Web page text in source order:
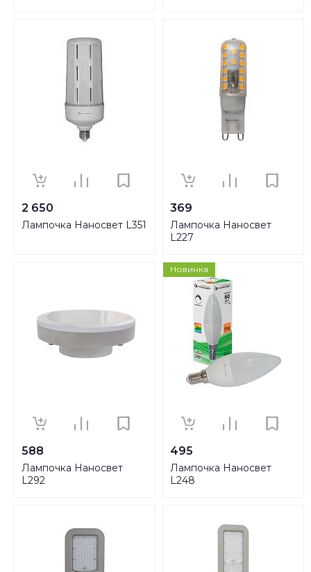
2 650
Лампочка Наносвет L351
369
Лампочка Наносвет
L227
588
Лампочка Наносвет
L292
Новинка
495
Лампочка Наносвет
L248